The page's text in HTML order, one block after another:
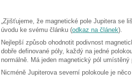
„Zjišťujeme, že magnetické pole Jupitera se
úvodu ke svému článku (odkaz na článek).
Nejlepší způsob ohodnotit podivnost
dobře definované póly, každý na jedné
normálně. Má jeden magnetický pól
Nicméně Jupiterova severní polokoule je